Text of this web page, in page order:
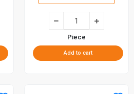
Piece
Add to cart